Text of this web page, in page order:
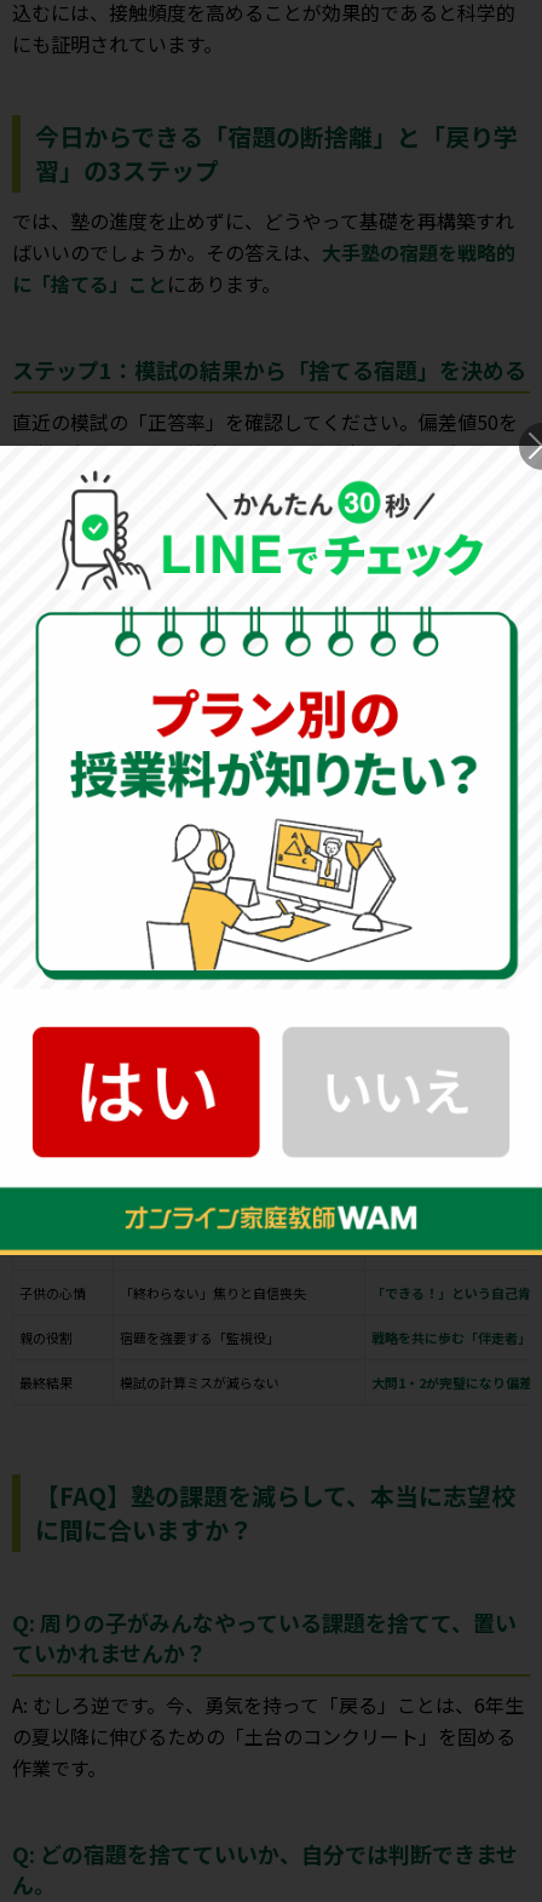
込むには、接触頻度を高めることが効果的であると科学的
にも証明されています。
今日からできる「宿題の断捨離」と「戻り学
習」の3ステップ
では、塾の進度を止めずに、どうやって基礎を再構築すれ
ばいいのでしょうか。その答えは、 大手塾の宿題を戦略的
に「捨てる」ことにあります。
ステップ1：模試の結果から「捨てる宿題」を決める
直近の模試の「正答率」を確認してください。偏差値50を
目指す段階なら、正答率30%以下の「応用（C問題）」は、
今すぐやる必要はありません。この時間を、正答率50%以
上の問題を確実に仕留めるためのトレーニングに充てま
ステップ2：1日15分、一行問題に「戻る」
今習っている単元が難しすぎるなら、思い切って1学年前
（または半年前）の「一行問題」まで戻ってください。小5
で比がわからないなら、小4の割合まで戻るのです。これを
「1日15分、時間を計って」解きます。
ステップ3：オンライン家庭教師WAMの個別診断を
活用し「穴」を特定する
どこまで戻ればいいか判断がつかない場合は、プロの目に
よる「精密診断」が必要です。どの単元を捨て、どの単元
子の不毛な喧嘩は劇的に減ります。
無理な全消化 vs 戦略的断捨離の比較
比較項目 全課題を無理にこなす場合 戦略的断捨離（オンライン
深夜までかかり睡眠不足に 15分の集中反復で効率化
基礎の定着 穴だらけで応用が解けない 知識が「自動化」され安定
子供の心情 「終わらない」焦りと自信喪失 「できる！」という自己肯
親の役割 宿題を強要する「監視役」 戦略を共に歩む「伴走者」
最終結果 模試の計算ミスが減らない 大問1・2が完璧になり偏差
【FAQ】塾の課題を減らして、本当に志望校
に間に合いますか？
Q: 周りの子がみんなやっている課題を捨てて、置い
ていかれませんか？
A: むしろ逆です。今、勇気を持って「戻る」ことは、6年生
の夏以降に伸びるための「土台のコンクリート」を固める
作業です。
Q: どの宿題を捨てていいか、自分では判断できませ
ん。